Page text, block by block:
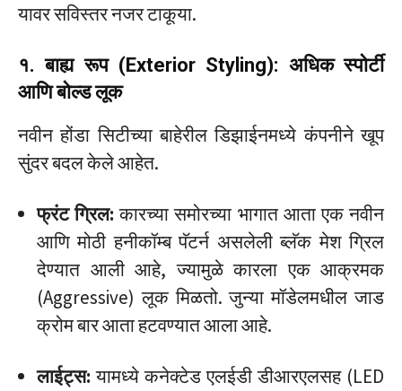
यावर सविस्तर नजर टाकूया.
१. बाह्य रूप (Exterior Styling): अधिक स्पोर्टी
आणि बोल्ड लूक
नवीन होंडा सिटीच्या बाहेरील डिझाईनमध्ये कंपनीने खूप
सुंदर बदल केले आहेत.
फ्रंट ग्रिल: कारच्या समोरच्या भागात आता एक नवीन
आणि मोठी हनीकॉम्ब पॅटर्न असलेली ब्लॅक मेश ग्रिल
देण्यात आली आहे, ज्यामुळे कारला एक आक्रमक
(Aggressive) लूक मिळतो. जुन्या मॉडेलमधील जाड
क्रोम बार आता हटवण्यात आला आहे.
लाईट्स: यामध्ये कनेक्टेड एलईडी डीआरएलसह (LED